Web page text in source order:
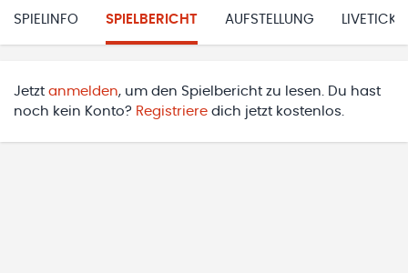
SPIELINFO SPIELBERICHT AUFSTELLUNG
Jetzt anmelden, um den Spielbericht zu lesen. Du hast
noch kein Konto? Registriere dich jetzt kostenlos.